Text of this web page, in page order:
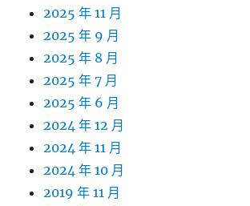
2025 年 11 月
2025 年 9 月
2025 年 8 月
2025 年 7 月
2025 年 6 月
2024 年 12 月
2024 年 11 月
2024 年 10 月
2019 年 11 月